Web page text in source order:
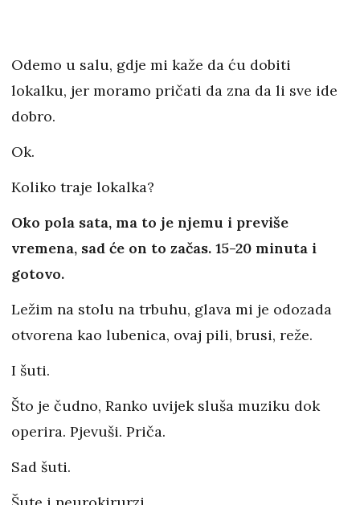
Odemo u salu, gdje mi kaže da ću dobiti
lokalku, jer moramo pričati da zna da li sve ide
dobro.
Ok.
Koliko traje lokalka?
Oko pola sata, ma to je njemu i previše
vremena, sad će on to začas. 15-20 minuta i
gotovo.
Ležim na stolu na trbuhu, glava mi je odozada
otvorena kao lubenica, ovaj pili, brusi, reže.
I šuti.
Što je čudno, Ranko uvijek sluša muziku dok
operira. Pjevuši. Priča.
Sad šuti.